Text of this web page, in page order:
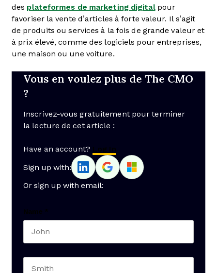
des plateformes de marketing digitalpour
favoriser la vente d’articles à forte valeur. Il s’agit
de produits ou services à la fois de grande valeur et
à prix élevé, comme des logiciels pour entreprises,
une maison ou une voiture.
Vous en voulez plus de The CMO
?
Inscrivez-vous gratuitement pour terminer
la lecture de cet article :
Have an account? Log In
Sign up with:
Or sign up with email:
Name *